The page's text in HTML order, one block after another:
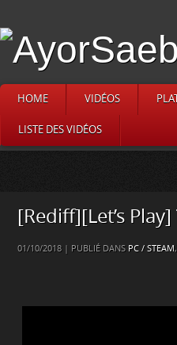
HOME VIDÉOS
LISTE DES VIDÉOS
[Rediff][Let’s
01/10/2018 | PUBLIÉ DANS PC / STEAM,